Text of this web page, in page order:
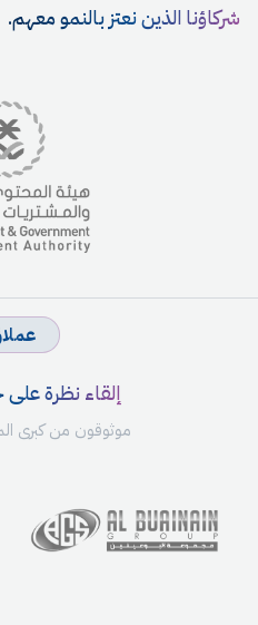
شركاؤنا الذين نعتز بالنمو معهم.
إلقاء نظرة
موثوقون من كبرى